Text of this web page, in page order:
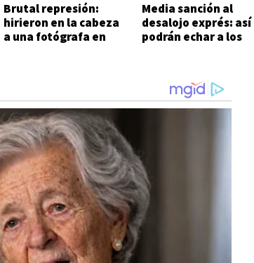
Brutal represión:
hirieron en la cabeza
a una fotógrafa en
Media sanción al
desalojo exprés: así
podrán echar a los